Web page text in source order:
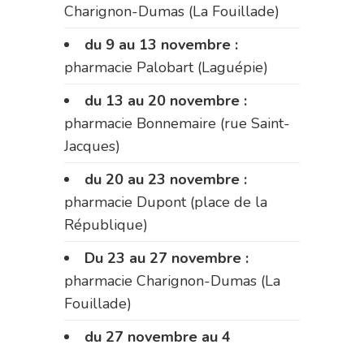
Charignon-Dumas (La Fouillade)
du 9 au 13 novembre :
pharmacie Palobart (Laguépie)
du 13 au 20 novembre :
pharmacie Bonnemaire (rue Saint-
Jacques)
du 20 au 23 novembre :
pharmacie Dupont (place de la
République)
Du 23 au 27 novembre :
pharmacie Charignon-Dumas (La
Fouillade)
du 27 novembre au 4